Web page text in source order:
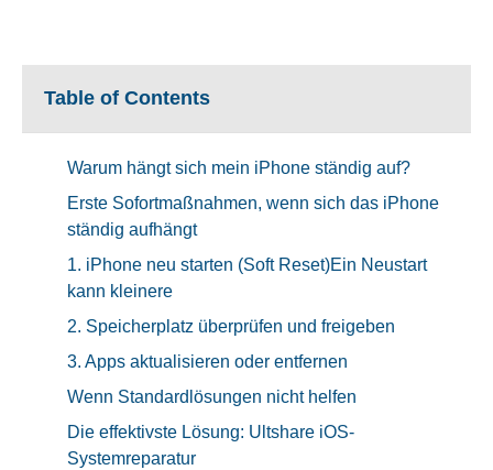
Table of Contents
Warum hängt sich mein iPhone ständig auf?
Erste Sofortmaßnahmen, wenn sich das iPhone
ständig aufhängt
1. iPhone neu starten (Soft Reset)Ein Neustart
kann kleinere
2. Speicherplatz überprüfen und freigeben
3. Apps aktualisieren oder entfernen
Wenn Standardlösungen nicht helfen
Die effektivste Lösung: Ultshare iOS-
Systemreparatur